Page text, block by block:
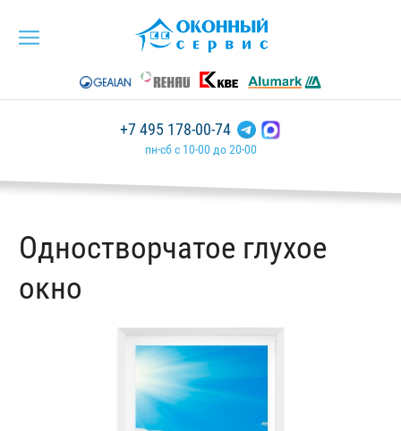
+7 495 178-00-74
пн-сб с 10-00 до 20-00
Одностворчатое глухое
окно